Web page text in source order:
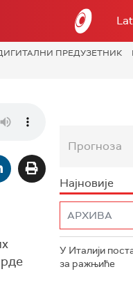
Lat
ПРЕДУЗЕТНИК
Прогноза
Најновије
У Италији
за ражњиће